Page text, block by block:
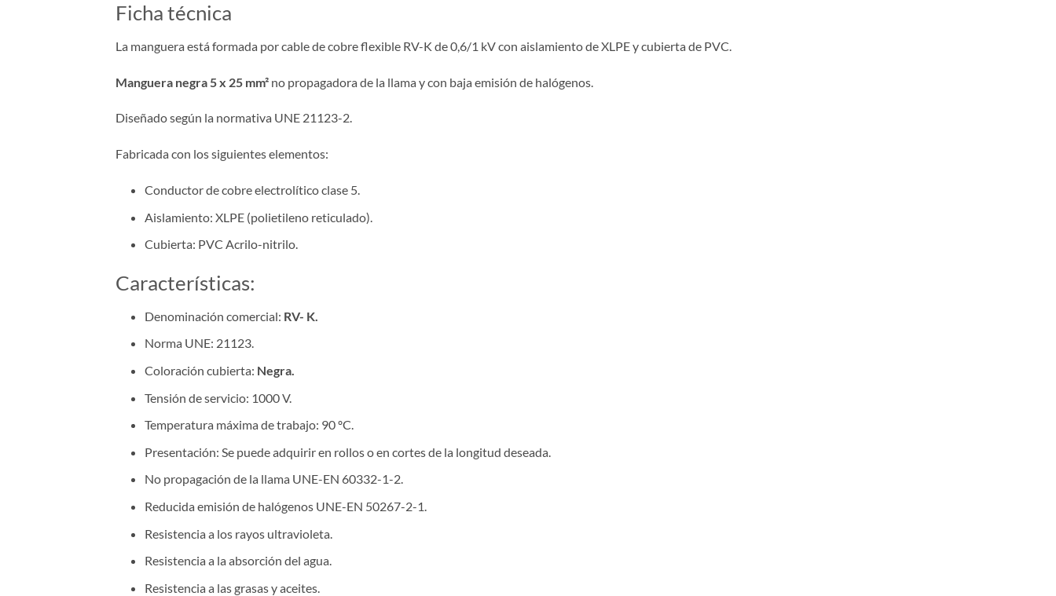
Ficha técnica
La manguera está formada por cable de cobre flexible RV-K de 0,6/1 kV con aislamiento de XLPE y cubierta de PVC.
Manguera negra 5 x 25 mm² no propagadora de la llama y con baja emisión de halógenos.
Diseñado según la normativa UNE 21123-2.
Fabricada con los siguientes elementos:
Conductor de cobre electrolítico clase 5.
Aislamiento: XLPE (polietileno reticulado).
Cubierta: PVC Acrilo-nitrilo.
Características:
Denominación comercial: RV- K.
Norma UNE: 21123.
Coloración cubierta: Negra.
Tensión de servicio: 1000 V.
Temperatura máxima de trabajo: 90 ºC.
Presentación: Se puede adquirir en rollos o en cortes de la longitud deseada.
No propagación de la llama UNE-EN 60332-1-2.
Reducida emisión de halógenos UNE-EN 50267-2-1.
Resistencia a los rayos ultravioleta.
Resistencia a la absorción del agua.
Resistencia a las grasas y aceites.